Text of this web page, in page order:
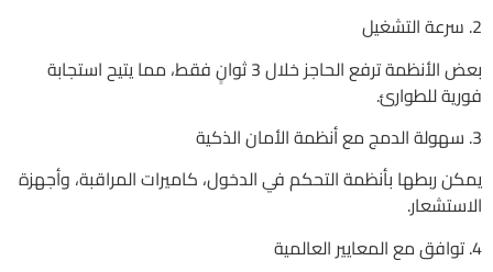
2. سرعة التشغيل
بعض الأنظمة ترفع الحاجز خلال 3 ثوانٍ فقط، مما يتيح استجابة
فورية للطوارئ.
3. سهولة الدمج مع أنظمة الأمان الذكية
يمكن ربطها بأنظمة التحكم في الدخول، كاميرات المراقبة، وأجهزة
الاستشعار.
4. توافق مع المعايير العالمية